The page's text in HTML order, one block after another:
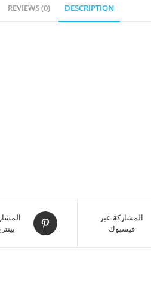
DESCRIPTION
REVIEWS (0)
المشاركة عبر
فيسبوك